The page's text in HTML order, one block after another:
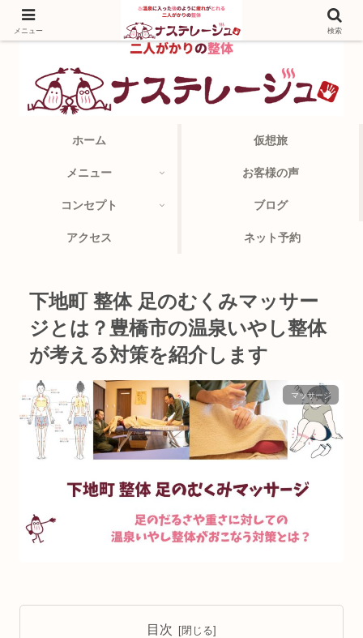
ホーム 仮想旅
メニュー お客様の声
コンセプト ブログ
アクセス ネット予約
下地町 整体 足のむくみマッサー
ジとは？豊橋市の温泉いやし整体
が考える対策を紹介します
マッサージ
目次
メニュー 検索